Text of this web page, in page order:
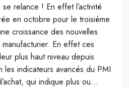
relance ! En effet l’activité
en octobre pour le troisième
croissance des nouvelles
En effet ces
plus haut niveau depuis
les indicateurs avancés du PMI
qui indique plus ou...